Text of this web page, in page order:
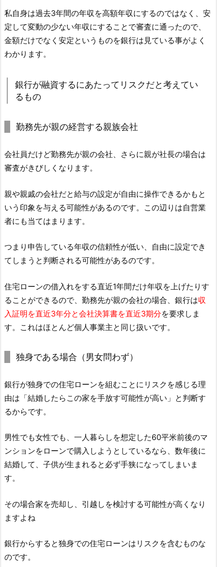
私自身は過去3年間の年収を高額年収にするのではなく、安
定して変動の少ない年収にすることで審査に通ったので、
金額だけでなく安定というものを銀行は見ている事がよく
わかります。
銀行が融資するにあたってリスクだと考えてい
るもの
勤務先が親の経営する親族会社
会社員だけど勤務先が親の会社、さらに親が社長の場合は
審査がきびしくなります。
親や親戚の会社だと給与の設定が自由に操作できるかもと
いう印象を与える可能性があるのです。この辺りは自営業
者にも当てはまります。
つまり申告している年収の信頼性が低い、自由に設定でき
てしまうと判断される可能性があるのです。
住宅ローンの借入れをする直近1年間だけ年収を上げたりす
ることができるので、勤務先が親の会社の場合、銀行は収
入証明を直近3年分と会社決算書を直近3期分を要求しま
す。これはほとんど個人事業主と同じ扱いです。
独身である場合（男女問わず）
銀行が独身での住宅ローンを組むことにリスクを感じる理
由は「結婚したらこの家を手放す可能性が高い」と判断す
るからです。
男性でも女性でも、一人暮らしを想定した60平米前後のマ
ンションをローンで購入しようとしているなら、数年後に
結婚して、子供が生まれると必ず手狭になってしまいま
す。
その場合家を売却し、引越しを検討する可能性が高くなり
ますよね
銀行からすると独身での住宅ローンはリスクを含むものな
のです。